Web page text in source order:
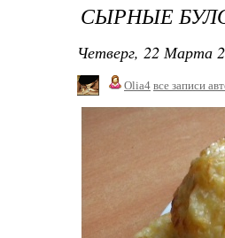
СЫРНЫЕ
Четверг, 22 Марта
Olia4 все записи